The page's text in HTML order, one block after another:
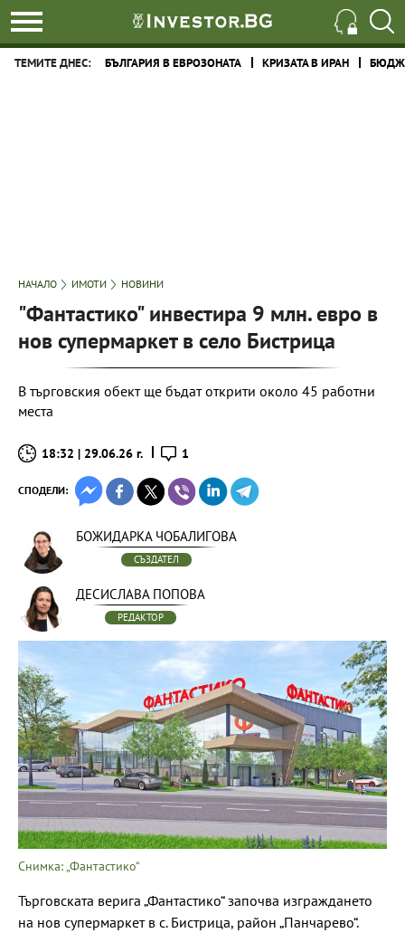
ТЕМИТЕ ДНЕС: БЪЛГАРИЯ В ЕВРОЗОНАТА КРИЗАТА В ИРАН
НАЧАЛО ИМОТИ НОВИНИ
"Фантастико" инвестира 9 млн. евро в
нов супермаркет в село Бистрица
В търговския обект ще бъдат открити около 45 работни
места
18:32 | 29.06.26 г. 1
СПОДЕЛИ:
БОЖИДАРКА ЧОБАЛИГОВА
СЪЗДАТЕЛ
ДЕСИСЛАВА ПОПОВА
РЕДАКТОР
Снимка: „Фантастико“
Търговската верига „Фантастико“ започва изграждането
на нов супермаркет в с. Бистрица, район „Панчарево“.